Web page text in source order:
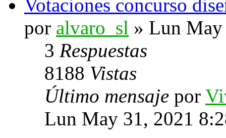
Votaciones concurso
por alvaro_sl » Lun
3 Respuestas
8188 Vistas
Último mensaje por
Lun May 31, 2021